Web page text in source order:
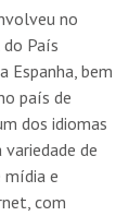
no
País
Espanha, bem
país de
dos idiomas
de
mídia e
com